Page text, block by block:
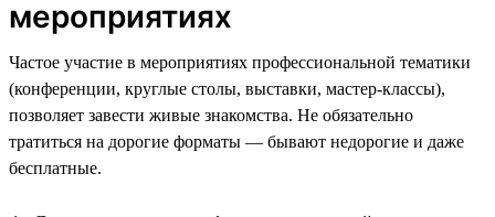
мероприятиях
Частое участие в мероприятиях профессиональной тематики
(конференции, круглые столы, выставки, мастер-классы),
позволяет завести живые знакомства. Не обязательно
тратиться на дорогие форматы — бывают недорогие и даже
бесплатные.